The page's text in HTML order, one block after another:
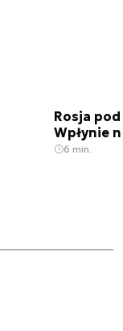
Rosja
Wpłynie
6 min.